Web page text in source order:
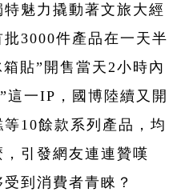
魅力撬動著文旅大經
3000件產品在一天半
貼”開售當天2小時內
這一IP，國博陸續又開
10餘款系列產品，均
引發網友連連贊嘆
到消費者青睞？